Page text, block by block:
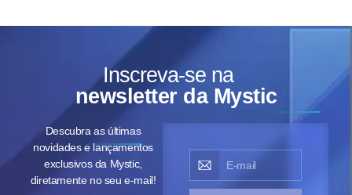
Inscreva-se na
newsletter da Mystic
Descubra as últimas
novidades e lançamentos
exclusivos da Mystic,
diretamente no seu e-mail!